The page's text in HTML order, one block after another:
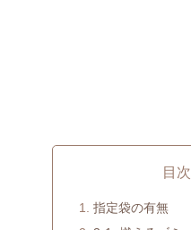
目次
指定袋の有無